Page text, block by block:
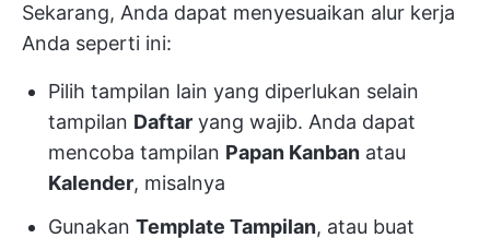
Sekarang, Anda dapat menyesuaikan alur kerja
Anda seperti ini:
Pilih tampilan lain yang diperlukan selain
tampilan Daftar yang wajib. Anda dapat
mencoba tampilan Papan Kanban atau
Kalender, misalnya
Gunakan Template Tampilan, atau buat